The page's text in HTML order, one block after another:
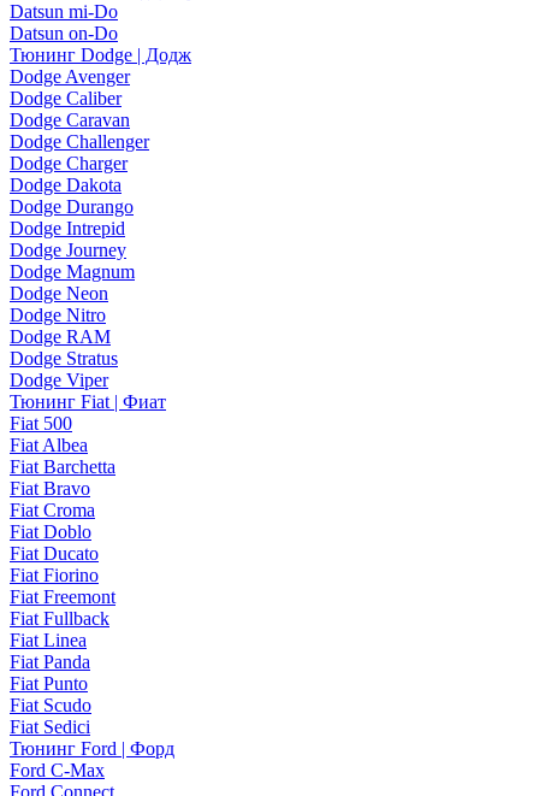
Datsun mi-Do
Datsun on-Do
Тюнинг Dodge | Додж
Dodge Avenger
Dodge Caliber
Dodge Caravan
Dodge Challenger
Dodge Charger
Dodge Dakota
Dodge Durango
Dodge Intrepid
Dodge Journey
Dodge Magnum
Dodge Neon
Dodge Nitro
Dodge RAM
Dodge Stratus
Dodge Viper
Тюнинг Fiat | Фиат
Fiat 500
Fiat Albea
Fiat Barchetta
Fiat Bravo
Fiat Croma
Fiat Doblo
Fiat Ducato
Fiat Fiorino
Fiat Freemont
Fiat Fullback
Fiat Linea
Fiat Panda
Fiat Punto
Fiat Scudo
Fiat Sedici
Тюнинг Ford | Форд
Ford C-Max
Ford Connect